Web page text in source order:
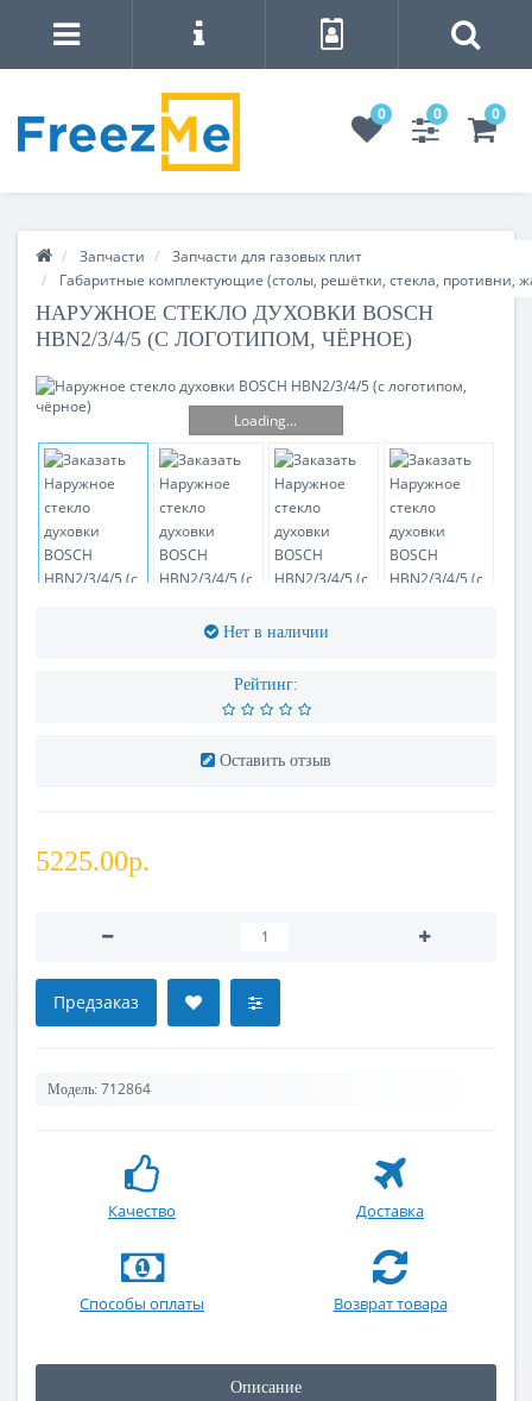
0 0 0
Запчасти
Запчасти для газовых плит
Габаритные комплектующие (столы, решётки, стекла, противни,
НАРУЖНОЕ СТЕКЛО ДУХОВКИ BOSCH
HBN2/3/4/5 (С ЛОГОТИПОМ, ЧЁРНОЕ)
Loading...
Нет в наличии
Рейтинг:
Оставить отзыв
5225.00р.
Предзаказ
Модель: 712864
Качество Доставка
Способы оплаты Возврат товара
Описание